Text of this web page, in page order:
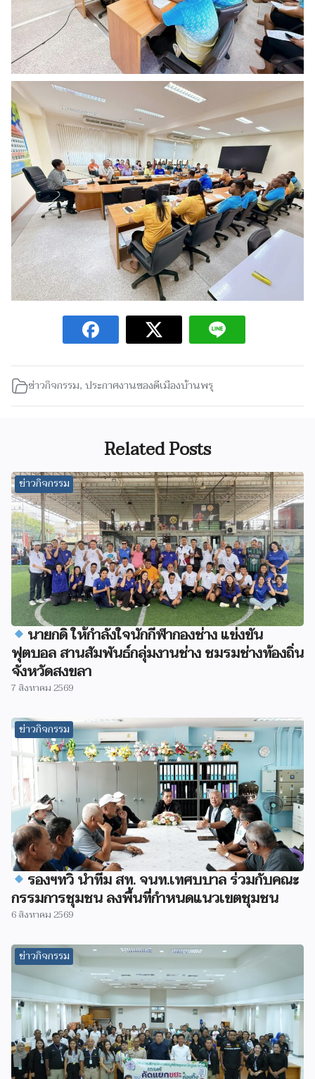
ข่าวกิจกรรม, ประกาศงานของดีเมืองบ้านพรุ
Related Posts
ข่าวกิจกรรม
นายกดิ ให้กำลังใจนักกีฬากองช่าง แข่งขัน
ฟุตบอล สานสัมพันธ์กลุ่มงานช่าง ชมรมช่างท้องถิ่น
จังหวัดสงขลา
7 สิงหาคม 2569
ข่าวกิจกรรม
รองฯทวิ นำทีม สท. จนท.เทศบบาล ร่วมกับคณะ
กรรมการชุมชน ลงพื้นที่กำหนดแนวเขตชุมชน
6 สิงหาคม 2569
ข่าวกิจกรรม